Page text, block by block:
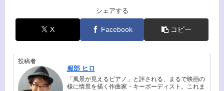
シェアする
X Facebook コピー
投稿者
服部 ヒロ
「風景が見えるピアノ」と評される、まるで映画の
様に情景を描く作曲家・キーボーディスト。これま